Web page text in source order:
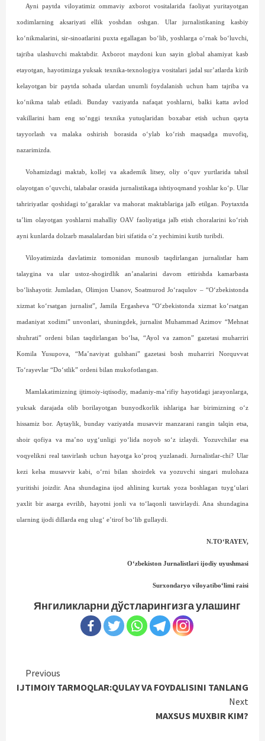
Ayni paytda viloyatimiz ommaviy axborot vositalarida faoliyat yuritayotgan
xodimlarning aksariyati ellik yoshdan oshgan. Ular jurnalistikaning kasbiy
ko‘nikmalarini, sir-sinoatlarini puxta egallagan bo‘lib, yoshlarga o‘rnak bo‘luvchi,
tajriba ulashuvchi maktabdir. Axborot maydoni kun sayin global ahamiyat kasb
etayotgan, hayotimizga yuksak texnika-texnologiya vositalari jadal sur’atlarda kirib
kelayotgan bir paytda sohada ulardan unumli foydalanish uchun ham tajriba va
ko‘nikma talab etiladi. Bunday vaziyatda nafaqat yoshlarni, balki katta avlod
vakillarini ham eng so‘nggi texnika yutuqlaridan boxabar etish uchun qayta
tayyorlash va malaka oshirish borasida o‘ylab ko‘rish maqsadga muvofiq,
nazarimizda.
Vohamizdagi maktab, kollej va akademik litsey, oliy o‘quv yurtlarida tahsil
olayotgan o‘quvchi, talabalar orasida jurnalistikaga ishtiyoqmand yoshlar ko‘p. Ular
tahririyatlar qoshidagi to‘garaklar va mahorat maktablariga jalb etilgan. Poytaxtda
ta’lim olayotgan yoshlarni mahalliy OAV faoliyatiga jalb etish choralarini ko‘rish
ayni kunlarda dolzarb masalalardan biri sifatida o‘z yechimini kutib turibdi.
Viloyatimizda davlatimiz tomonidan munosib taqdirlangan jurnalist­lar ham
talaygina va ular ustoz-shogirdlik an’analarini davom ettirishda kamarbasta
bo‘lishayotir. Jumladan, Olimjon Usanov, Soatmurod Jo‘raqulov – “O‘zbekistonda
xizmat ko‘rsatgan jurnalist”, Jamila Ergasheva “O‘zbekistonda xizmat ko‘rsatgan
madaniyat xodimi” unvonlari, shuningdek, jurnalist Muhammad Azimov “Mehnat
shuhrati” ordeni bilan taqdirlangan bo‘lsa, “Ayol va zamon” gazetasi muharriri
Komila Yusupova, “Ma’naviyat gulshani” gazetasi bosh muharriri Norquvvat
To‘rayevlar “Do‘stlik” ordeni bilan mukofotlangan.
Mamlakatimizning ijtimoiy-iqtisodiy, madaniy-ma’rifiy hayotidagi jarayonlarga,
yuksak darajada olib borilayotgan bunyodkorlik ishlariga har birimizning o‘z
hissamiz bor. Aytaylik, bunday vaziyatda musavvir manzarani rangin talqin etsa,
shoir qofiya va ma’no uyg‘unligi yo‘lida noyob so‘z izlaydi. Yozuvchilar esa
voqyelikni real tasvirlash uchun hayotga ko‘proq yuzlanadi. Jurnalistlar-chi? Ular
kezi kelsa musavvir kabi, o‘rni bilan shoirdek va yozuvchi singari mulohaza
yuritishi joizdir. Ana shundagina ijod ahlining kurtak yoza boshlagan tuyg‘ulari
yaxlit bir asarga evrilib, hayotni jonli va to‘laqonli tasvirlaydi. Ana shundagina
ularning ijodi dillarda eng ulug‘ e’tirof bo‘lib gullaydi.
N.TO‘RAYEV,
O‘zbekiston Jurnalistlari ijodiy uyushmasi
Surxondaryo viloyatibo‘limi raisi
Янгиликларни дўстларингизга улашинг
Continue
Reading
Previous
IJTIMOIY TARMOQLAR:QULAY VA FOYDALISINI TANLANG
Next
MAXSUS MUXBIR KIM?